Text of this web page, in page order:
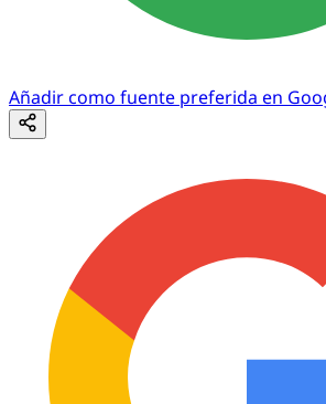
Añadir como fuente preferida en